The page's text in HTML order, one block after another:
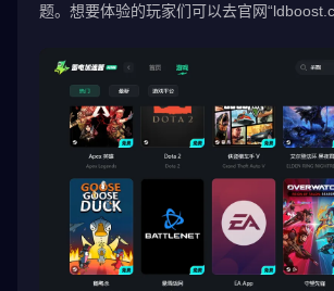
题。想要体验的玩家们可以去官网